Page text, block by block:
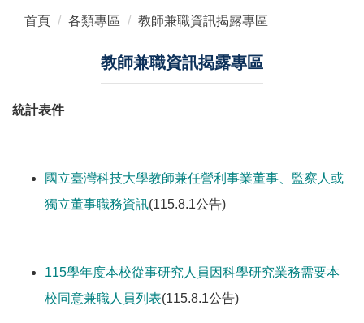
首頁 各類專區 教師兼職資訊揭露專區
教師兼職資訊揭露專區
統計表件
國立臺灣科技大學教師兼任營利事業董事、監察人或
獨立董事職務資訊(115.8.1公告)
115學年度本校從事研究人員因科學研究業務需要本
校同意兼職人員列表(115.8.1公告)